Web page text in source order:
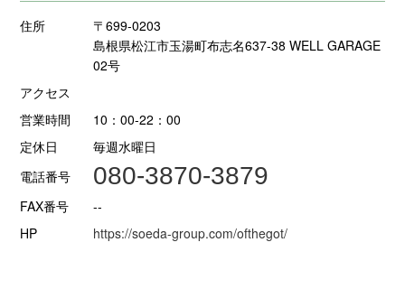
住所
〒699-0203
島根県松江市玉湯町布志名637-38 WELL GARAGE
02号
アクセス
営業時間
10：00-22：00
定休日
毎週水曜日
電話番号
080-3870-3879
FAX番号
--
HP
https://soeda-group.com/ofthegot/